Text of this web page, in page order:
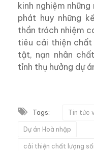
kinh nghiệm
phát huy những
thần trách nhiệm
tiêu cải thiện chất
tật, nạn nhân
tỉnh thụ hưởng dự
Tags: Tin tức
Dự án Hoà nhập
cải thiện chất lượng